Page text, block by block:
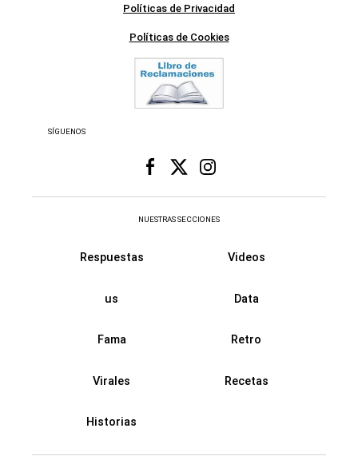
Políticas de Privacidad
Políticas de Cookies
SÍGUENOS
NUESTRAS SECCIONES
Respuestas Videos
us Data
Fama Retro
Virales Recetas
Historias